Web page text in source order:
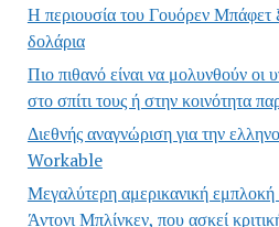
Η περιουσία του Γουόρεν Μπάφετ
δολάρια
Πιο πιθανό είναι να μολυνθούν οι
στο σπίτι τους ή στην κοινότητα
Διεθνής αναγνώριση για την
Workable
Μεγαλύτερη αμερικανική
Άντονι Μπλίνκεν, που ασκεί